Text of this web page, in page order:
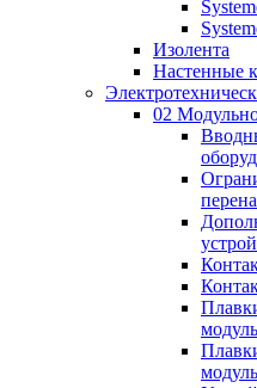
Изолента
Настенные
02